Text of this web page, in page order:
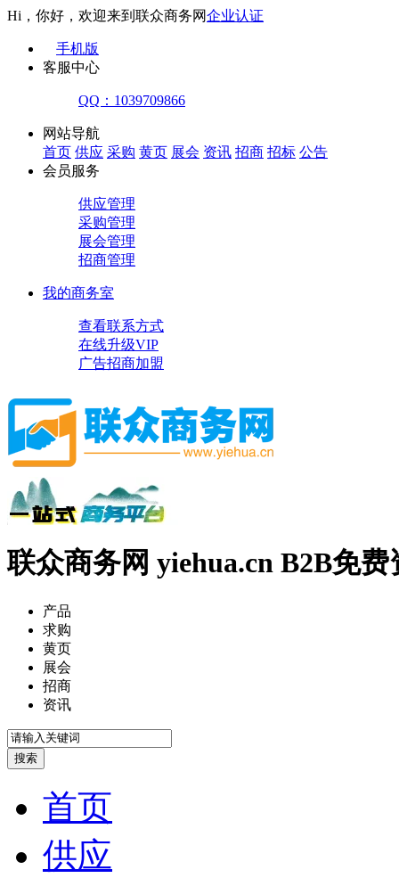
Hi，你好，欢迎来到联众商务网企业认证
手机版
客服中心
QQ：1039709866
网站导航
首页 供应 采购 黄页 展会 资讯 招商 招标 公告
会员服务
供应管理
采购管理
展会管理
招商管理
我的商务室
查看联系方式
在线升级VIP
广告招商加盟
联众商务网 yiehua.cn B2B免
产品
求购
黄页
展会
招商
资讯
首页
供应